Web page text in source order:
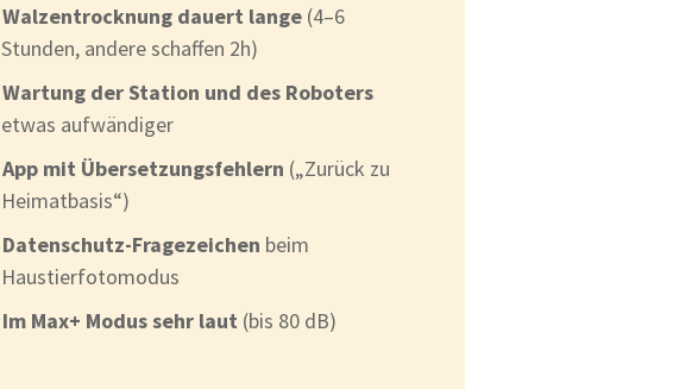
Walzentrocknung dauert lange (4–6
Stunden, andere schaffen 2h)
Wartung der Station und des Roboters
etwas aufwändiger
App mit Übersetzungsfehlern („Zurück zu
Heimatbasis“)
Datenschutz-Fragezeichen beim
Haustierfotomodus
Im Max+ Modus sehr laut (bis 80 dB)